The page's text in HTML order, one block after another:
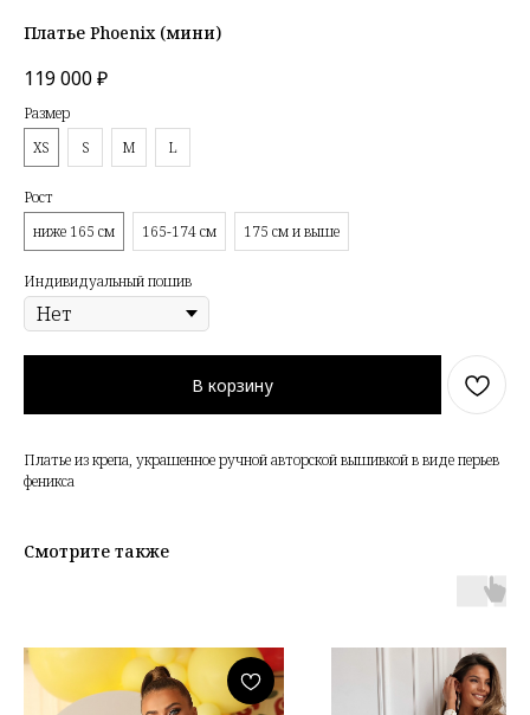
Платье Phoenix (мини)
119 000₽
Размер
XS
S M L
Рост
ниже 165 см
165-174 см 175 см и выше
Индивидуальный пошив
В корзину
Платье из крепа, украшенное ручной авторской вышивкой в виде перьев
феникса
Смотрите также